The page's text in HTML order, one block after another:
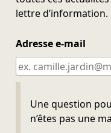
lettre d’information.
Adresse e-mail
Une question
n’êtes pas une
Ne pas remplir